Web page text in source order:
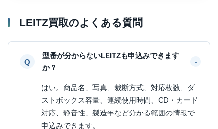
LEITZ買取のよくある質問
型番が分からないLEITZも申込みできます
か？
はい。商品名、写真、裁断方式、対応枚数、ダ
ストボックス容量、連続使用時間、CD・カード
対応、静音性、製造年など分かる範囲の情報で
申込みできます。